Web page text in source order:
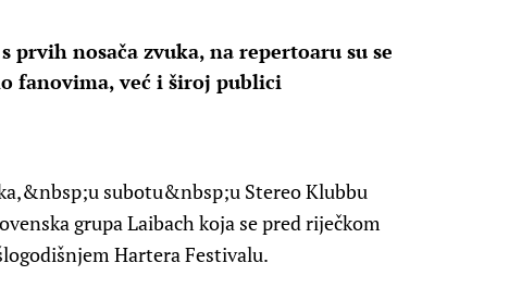
nosača zvuka, na repertoaru su se
fanovima, već i široj publici
subotu&nbsp;u Stereo Klubbu
grupa Laibach koja se pred riječkom
Hartera Festivalu.